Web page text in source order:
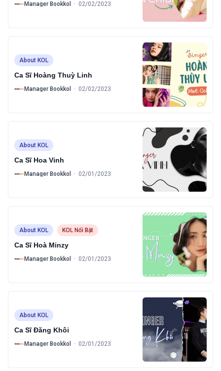
B Manager Bookkol · 02/02/2023
About KOL
Ca Sĩ Hoàng Thuỳ Linh
B Manager Bookkol · 02/02/2023
About KOL
Ca Sĩ Hoa Vinh
B Manager Bookkol · 02/01/2023
About KOL KOL Nổi Bật
Ca Sĩ Hoà Minzy
B Manager Bookkol · 02/01/2023
About KOL
Ca Sĩ Đăng Khôi
B Manager Bookkol · 02/01/2023